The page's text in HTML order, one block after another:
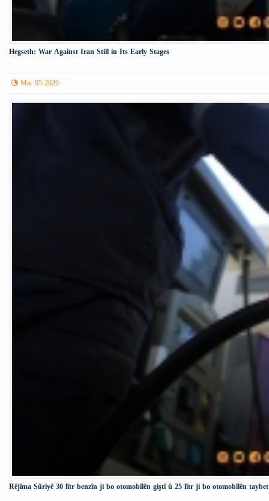
Hegseth: War Against Iran Still in Its Early Stages
Mar 05 2026
Rêjîma Sûriyê 30 lîtr benzîn ji bo otomobîlên giştî û 25 lîtr ji bo otomobîlên